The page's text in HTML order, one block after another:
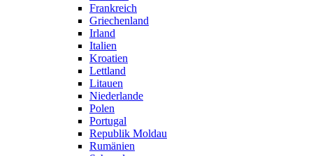
Frankreich
Griechenland
Irland
Italien
Kroatien
Lettland
Litauen
Niederlande
Polen
Portugal
Republik Moldau
Rumänien